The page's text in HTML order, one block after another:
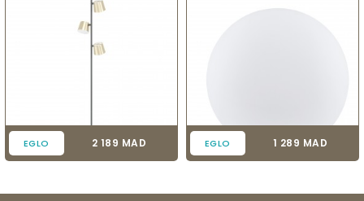
EGLO Prix
2 189 MAD EGLO Prix
1 289 MAD